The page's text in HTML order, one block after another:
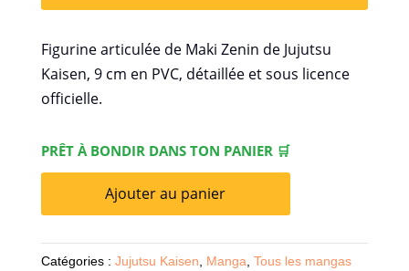
Figurine articulée de Maki Zenin de Jujutsu
Kaisen, 9 cm en PVC, détaillée et sous licence
officielle.
PRÊT À BONDIR DANS TON PANIER 🛒
Ajouter au panier
Catégories : Jujutsu Kaisen Manga Tous les mangas